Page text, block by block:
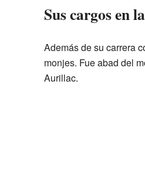
Sus cargos en
Además de su carrera
monjes. Fue abad del
Aurillac.